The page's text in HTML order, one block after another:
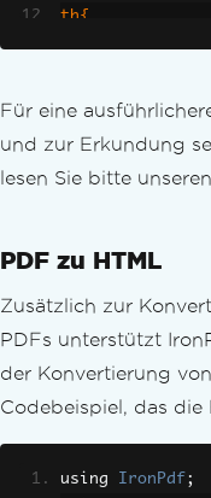
th{
<body
tica Neue,
    <thead>
          <img style='margin: auto;' s
rc='https://
ironsoftware-
    </thead>
Für eine
und zur Erkundung
lesen Sie bitte
PDF zu HTML
Zusätzlich zur
PDFs unterstützt
der Konvertierung
Codebeispiel, das
using IronPdf ;